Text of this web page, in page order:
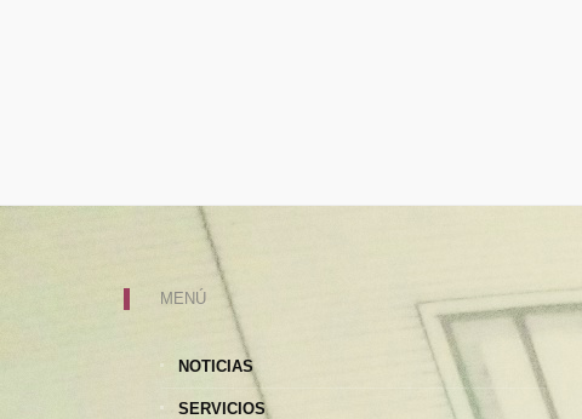
MENÚ
NOTICIAS
SERVICIOS